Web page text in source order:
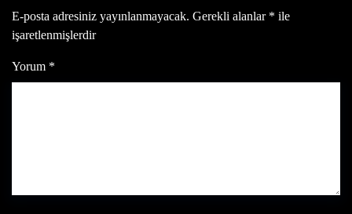
E-posta adresiniz yayınlanmayacak. Gerekli alanlar * ile
işaretlenmişlerdir
Yorum *